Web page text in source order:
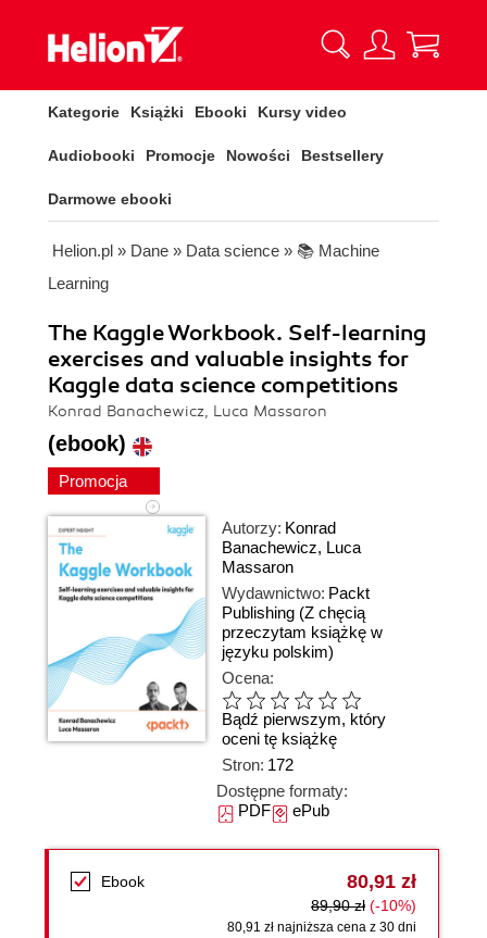
Kategorie Książki Ebooki Kursy video
Audiobooki Promocje Nowości Bestsellery
Darmowe ebooki
Helion.pl » Dane » Data science » 📚 Machine
Learning
The Kaggle Workbook. Self-learning
exercises and valuable insights for
Kaggle data science competitions
Konrad Banachewicz, Luca Massaron
(ebook)
Promocja
Autorzy: Konrad
Banachewicz, Luca
Massaron
Wydawnictwo: Packt
Publishing (Z chęcią
przeczytam książkę w
języku polskim)
Ocena:
Bądź pierwszym, który
oceni tę książkę
Stron: 172
Dostępne formaty:
PDFePub
Ebook 80,91 zł
89,90 zł (-10%)
80,91 zł najniższa cena z 30 dni